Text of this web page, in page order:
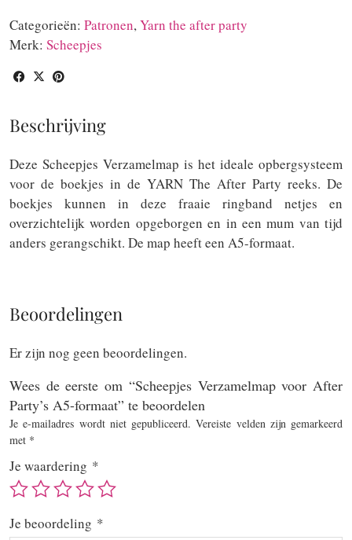
After
Party's
A5-
formaat
Categorieën: Patronen,Yarn the after party
Merk: Scheepjes
Beschrijving
Deze Scheepjes Verzamelmap is het ideale opbergsysteem
voor de boekjes in de YARN The After Party reeks. De
boekjes kunnen in deze fraaie ringband netjes en
overzichtelijk worden opgeborgen en in een mum van tijd
anders gerangschikt. De map heeft een A5-formaat.
Beoordelingen
Er zijn nog geen beoordelingen.
Wees de eerste om “Scheepjes Verzamelmap voor After
Party’s A5-formaat” te beoordelen
Je e-mailadres wordt niet gepubliceerd. Vereiste velden zijn gemarkeerd
met *
Je waardering *
Je beoordeling *